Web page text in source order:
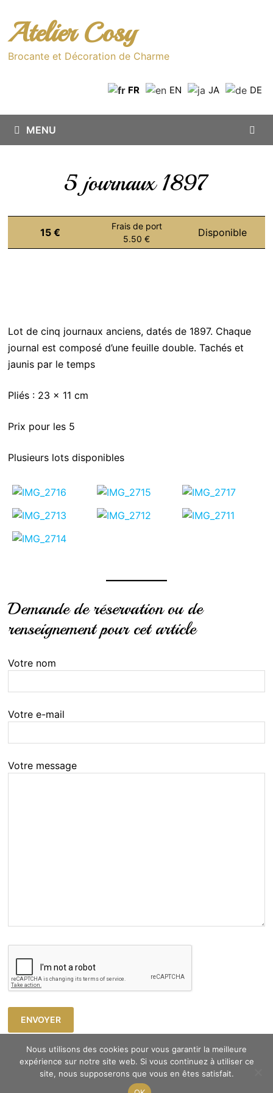
contenu
Atelier Cosy
Brocante et Décoration de Charme
FR EN JA DE
MENU
5 journaux 1897
15 €
Frais de port
5.50 €
Disponible
Lot de cinq journaux anciens, datés de 1897. Chaque
journal est composé d’une feuille double. Tachés et
jaunis par le temps
Pliés : 23 x 11 cm
Prix pour les 5
Plusieurs lots disponibles
Demande de réservation ou de
renseignement pour cet article
Votre nom
Votre e-mail
Votre message
Nous utilisons des cookies pour vous garantir la meilleure
expérience sur notre site web. Si vous continuez à utiliser ce
site, nous supposerons que vous en êtes satisfait.